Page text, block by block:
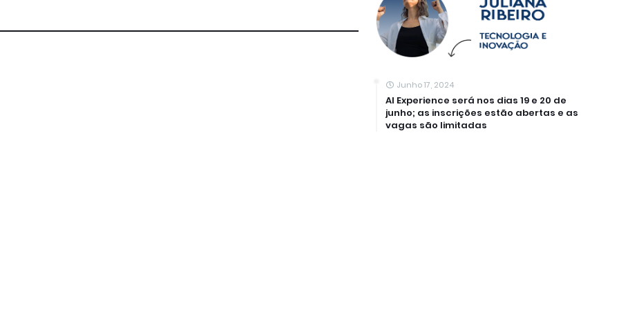
Junho 17, 2024
AI Experience será nos dias 19 e 20 de
junho; as inscrições estão abertas e as
vagas são limitadas